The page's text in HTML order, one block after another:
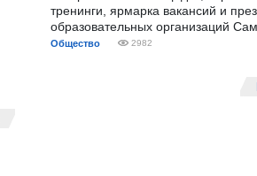
тренинги, ярмарка вакансий и
образовательных организаций
Общество 2982